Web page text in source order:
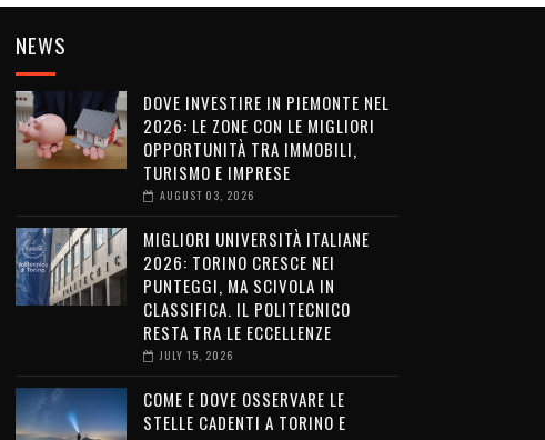
NEWS
DOVE INVESTIRE IN PIEMONTE NEL
2026: LE ZONE CON LE MIGLIORI
OPPORTUNITÀ TRA IMMOBILI,
TURISMO E IMPRESE
AUGUST 03, 2026
MIGLIORI UNIVERSITÀ ITALIANE
2026: TORINO CRESCE NEI
PUNTEGGI, MA SCIVOLA IN
CLASSIFICA. IL POLITECNICO
RESTA TRA LE ECCELLENZE
JULY 15, 2026
COME E DOVE OSSERVARE LE
STELLE CADENTI A TORINO E